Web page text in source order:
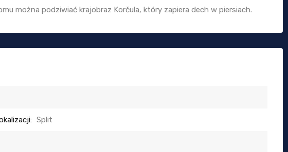
można podziwiać krajobraz Korčula, który zapiera dech w piersiach.
Split